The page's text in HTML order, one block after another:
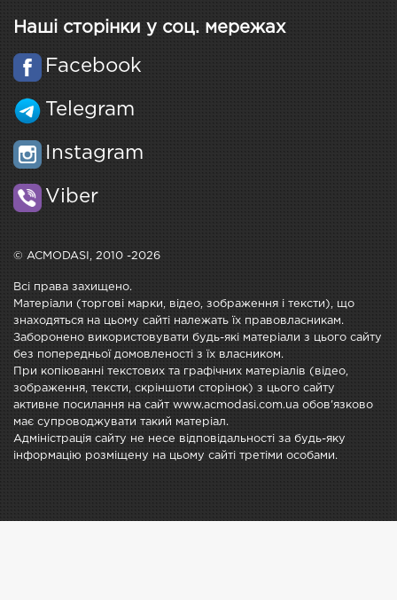
Наші сторінки у соц. мережах
Facebook
Telegram
Instagram
Viber
© ACMODASI, 2010 -2026
Всі права захищено.
Матеріали (торгові марки, відео, зображення і тексти), що
знаходяться на цьому сайті належать їх правовласникам.
Заборонено використовувати будь-які матеріали з цього сайту
без попередньої домовленості з їх власником.
При копіюванні текстових та графічних матеріалів (відео,
зображення, тексти, скріншоти сторінок) з цього сайту
активне посилання на сайт www.acmodasi.com.ua обов'язково
має супроводжувати такий матеріал.
Адміністрація сайту не несе відповідальності за будь-яку
інформацію розміщену на цьому сайті третіми особами.